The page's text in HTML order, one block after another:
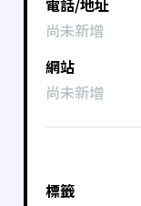
電話/地址
尚未新增
網站
尚未新增
標籤